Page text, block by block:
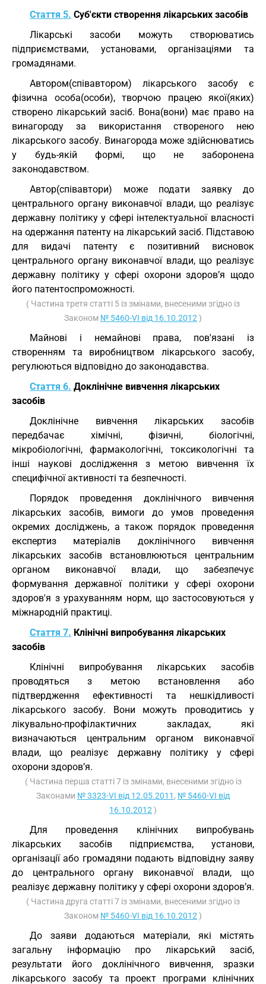
Стаття 5. Суб'єкти створення лікарських засобів
Лікарські засоби можуть створюватись
підприємствами, установами, організаціями та
громадянами.
Автором(співавтором) лікарського засобу є
фізична особа(особи), творчою працею якої(яких)
створено лікарський засіб. Вона(вони) має право на
винагороду за використання створеного нею
лікарського засобу. Винагорода може здійснюватись
у будь-якій формі, що не заборонена
законодавством.
Автор(співавтори) може подати заявку до
центрального органу виконавчої влади, що реалізує
державну політику у сфері інтелектуальної власності
на одержання патенту на лікарський засіб. Підставою
для видачі патенту є позитивний висновок
центрального органу виконавчої влади, що реалізує
державну політику у сфері охорони здоров’я щодо
його патентоспроможності.
( Частина третя статті 5 із змінами, внесеними згідно із
Законом № 5460-VI від 16.10.2012 )
Майнові і немайнові права, пов'язані із
створенням та виробництвом лікарського засобу,
регулюються відповідно до законодавства.
Стаття 6. Доклінічне вивчення лікарських
засобів
Доклінічне вивчення лікарських засобів
передбачає хімічні, фізичні, біологічні,
мікробіологічні, фармакологічні, токсикологічні та
інші наукові дослідження з метою вивчення їх
специфічної активності та безпечності.
Порядок проведення доклінічного вивчення
лікарських засобів, вимоги до умов проведення
окремих досліджень, а також порядок проведення
експертиз матеріалів доклінічного вивчення
лікарських засобів встановлюються центральним
органом виконавчої влади, що забезпечує
формування державної політики у сфері охорони
здоров'я з урахуванням норм, що застосовуються у
міжнародній практиці.
Стаття 7. Клінічні випробування лікарських
засобів
Клінічні випробування лікарських засобів
проводяться з метою встановлення або
підтвердження ефективності та нешкідливості
лікарського засобу. Вони можуть проводитись у
лікувально-профілактичних закладах, які
визначаються центральним органом виконавчої
влади, що реалізує державну політику у сфері
охорони здоров’я.
( Частина перша статті 7 із змінами, внесеними згідно із
Законами № 3323-VI від 12.05.2011 , № 5460-VI від
16.10.2012 )
Для проведення клінічних випробувань
лікарських засобів підприємства, установи,
організації або громадяни подають відповідну заяву
до центрального органу виконавчої влади, що
реалізує державну політику у сфері охорони здоров’я.
( Частина друга статті 7 із змінами, внесеними згідно із
Законом № 5460-VI від 16.10.2012 )
До заяви додаються матеріали, які містять
загальну інформацію про лікарський засіб,
результати його доклінічного вивчення, зразки
лікарського засобу та проект програми клінічних